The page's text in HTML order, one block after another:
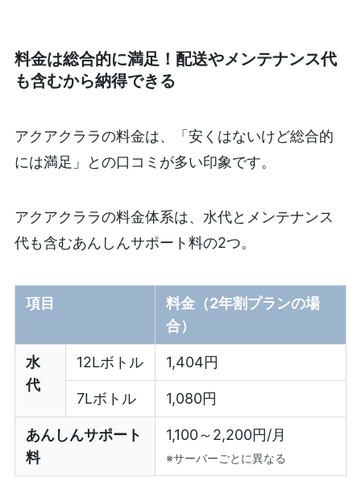
料金は総合的に満足！配送やメンテナンス代
も含むから納得できる
アクアクララの料金は、「安くはないけど総合的
には満足」との口コミが多い印象です。
アクアクララの料金体系は、水代とメンテナンス
代も含むあんしんサポート料の2つ。
項目
料金（2年割プランの場
合）
水
代
12Lボトル 1,404円
7Lボトル 1,080円
あんしんサポート
料
1,100～2,200円/月
※サーバーごとに異なる